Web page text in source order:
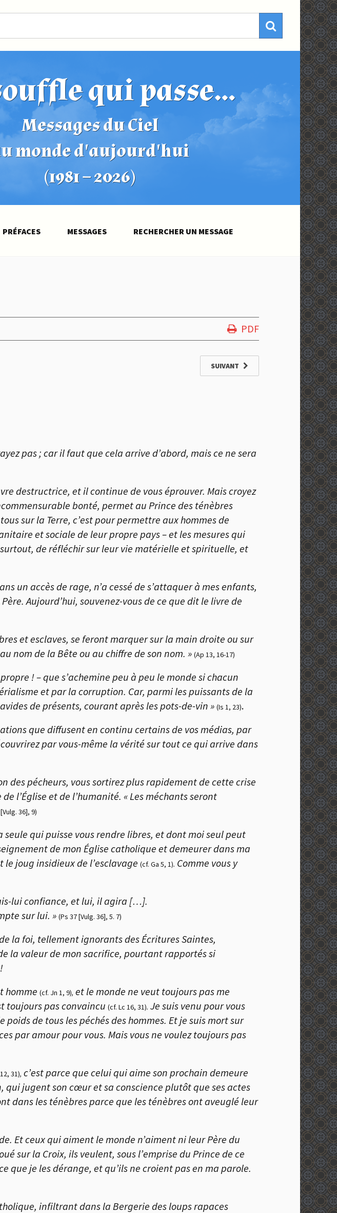
qui passe...
Messages du Ciel
monde d'aujourd'hui
(1981 – 2026)
PRÉFACES MESSAGES RECHERCHER UN MESSAGE
PDF
SUIVANT
pas ; car il faut que cela arrive d’abord, mais ce ne sera
destructrice, et il continue de vous éprouver. Mais croyez
bonté, permet au Prince des ténèbres
sur la Terre, c’est pour permettre aux hommes de
et sociale de leur propre pays – et les mesures qui
de réfléchir sur leur vie matérielle et spirituelle, et
un accès de rage, n’a cessé de s’attaquer à mes enfants,
Aujourd’hui, souvenez-vous de ce que dit le livre de
et esclaves, se feront marquer sur la main droite ou sur
nom de la Bête ou au chiffre de son nom. » (Ap 13, 16-17)
! – que s’achemine peu à peu le monde si chacun
et par la corruption. Car, parmi les puissants de la
de présents, courant après les pots-de-vin » (Is 1, 23).
que diffusent en continu certains de vos médias, par
par vous-même la vérité sur tout ce qui arrive dans
des pécheurs, vous sortirez plus rapidement de cette crise
l’Église et de l’humanité. « Les méchants seront
36], 9)
qui puisse vous rendre libres, et dont moi seul peut
de mon Église catholique et demeurer dans ma
joug insidieux de l’esclavage (cf. Ga 5, 1). Comme vous y
lui confiance, et lui, il agira […].
sur lui. » (Ps 37 [Vulg. 36], 5. 7)
la foi, tellement ignorants des Écritures Saintes,
la valeur de mon sacrifice, pourtant rapportés si
homme (cf. Jn 1, 9), et le monde ne veut toujours pas me
toujours pas convaincu (cf. Lc 16, 31). Je suis venu pour vous
de tous les péchés des hommes. Et je suis mort sur
par amour pour vous. Mais vous ne voulez toujours pas
31), c’est parce que celui qui aime son prochain demeure
jugent son cœur et sa conscience plutôt que ses actes
dans les ténèbres parce que les ténèbres ont aveuglé leur
Et ceux qui aiment le monde n’aiment ni leur Père du
sur la Croix, ils veulent, sous l’emprise du Prince de ce
que je les dérange, et qu’ils ne croient pas en ma parole.
infiltrant dans la Bergerie des loups rapaces